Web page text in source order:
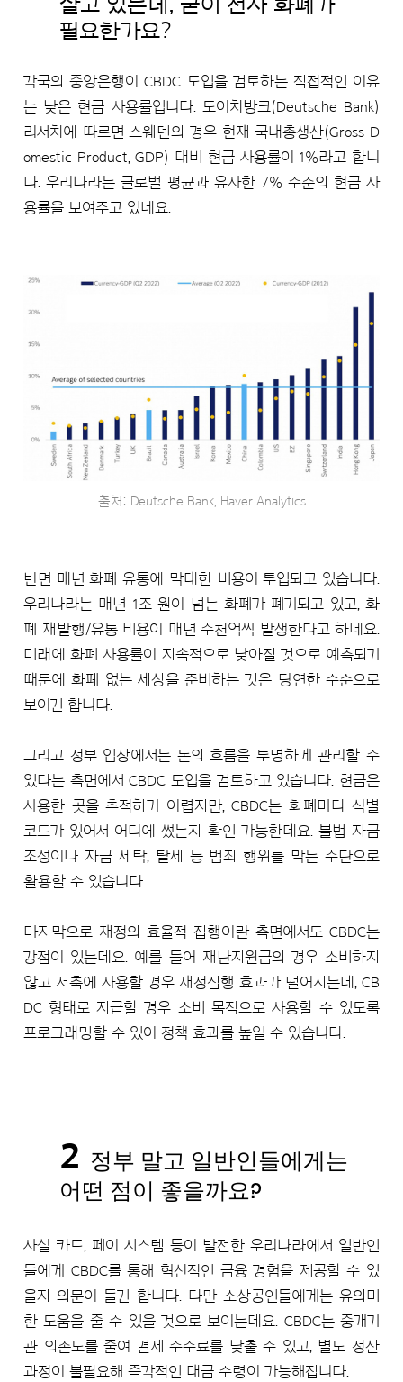
살고 있는데, 굳이 전자 화폐가
필요한가요?
각국의 중앙은행이 CBDC 도입을 검토하는 직접적인 이유
는 낮은 현금 사용률입니다. 도이치방크(Deutsche Bank)
리서치에 따르면 스웨덴의 경우 현재 국내총생산(Gross D
omestic Product, GDP) 대비 현금 사용률이 1%라고 합니
다. 우리나라는 글로벌 평균과 유사한 7% 수준의 현금 사
용률을 보여주고 있네요.
출처: Deutsche Bank, Haver Analytics
반면 매년 화폐 유통에 막대한 비용이 투입되고 있습니다.
우리나라는 매년 1조 원이 넘는 화폐가 폐기되고 있고, 화
폐 재발행/유통 비용이 매년 수천억씩 발생한다고 하네요.
미래에 화폐 사용률이 지속적으로 낮아질 것으로 예측되기
때문에 화폐 없는 세상을 준비하는 것은 당연한 수순으로
보이긴 합니다.
그리고 정부 입장에서는 돈의 흐름을 투명하게 관리할 수
있다는 측면에서 CBDC 도입을 검토하고 있습니다. 현금은
사용한 곳을 추적하기 어렵지만, CBDC는 화폐마다 식별
코드가 있어서 어디에 썼는지 확인 가능한데요. 불법 자금
조성이나 자금 세탁, 탈세 등 범죄 행위를 막는 수단으로
활용할 수 있습니다.
마지막으로 재정의 효율적 집행이란 측면에서도 CBDC는
강점이 있는데요. 예를 들어 재난지원금의 경우 소비하지
않고 저축에 사용할 경우 재정집행 효과가 떨어지는데, CB
DC 형태로 지급할 경우 소비 목적으로 사용할 수 있도록
프로그래밍할 수 있어 정책 효과를 높일 수 있습니다.
2 정부 말고 일반인들에게는
어떤 점이 좋을까요?
사실 카드, 페이 시스템 등이 발전한 우리나라에서 일반인
들에게 CBDC를 통해 혁신적인 금융 경험을 제공할 수 있
을지 의문이 들긴 합니다. 다만 소상공인들에게는 유의미
한 도움을 줄 수 있을 것으로 보이는데요. CBDC는 중개기
관 의존도를 줄여 결제 수수료를 낮출 수 있고, 별도 정산
과정이 불필요해 즉각적인 대금 수령이 가능해집니다.